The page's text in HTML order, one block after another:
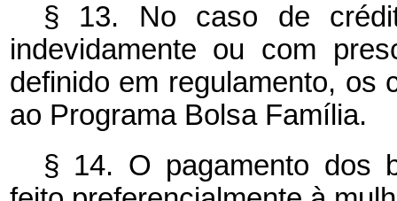
§ 13. No caso de
indevidamente ou com
definido em regulamento, os
ao Programa Bolsa Família.
§ 14. O pagamento dos